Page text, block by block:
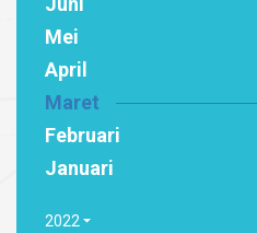
Mei
April
Maret
Februari
Januari
2022